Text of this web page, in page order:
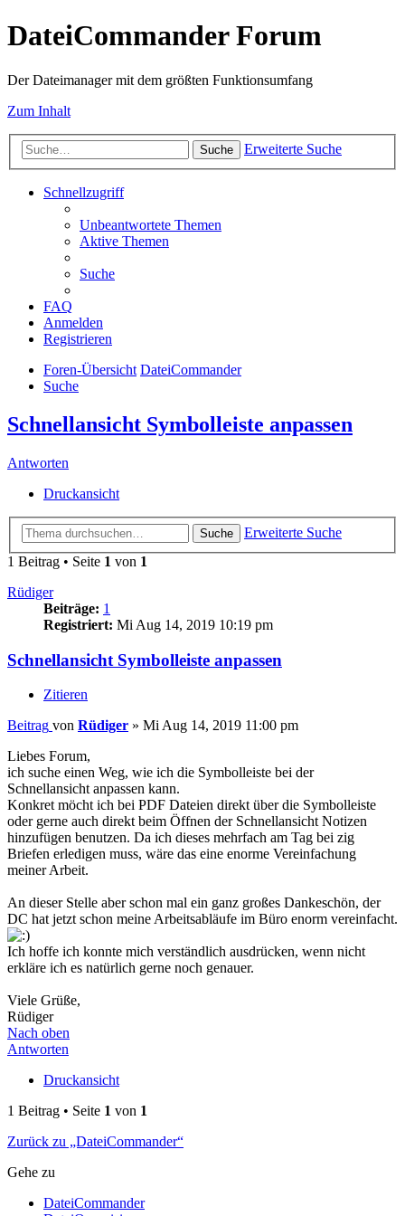
DateiCommander Forum
Der Dateimanager mit dem größten Funktionsumfang
Zum Inhalt
Suche Erweiterte Suche
Schnellzugriff
Unbeantwortete Themen
Aktive Themen
Suche
FAQ
Anmelden
Registrieren
Foren-Übersicht DateiCommander
Suche
Schnellansicht Symbolleiste anpassen
Antworten
Druckansicht
Suche
Erweiterte Suche
1 Beitrag • Seite 1 von 1
Rüdiger
Beiträge: 1
Registriert: Mi Aug 14, 2019 10:19 pm
Schnellansicht Symbolleiste anpassen
Zitieren
Beitrag von Rüdiger » Mi Aug 14, 2019 11:00 pm
Liebes Forum,
ich suche einen Weg, wie ich die Symbolleiste bei der
Schnellansicht anpassen kann.
Konkret möcht ich bei PDF Dateien direkt über die Symbolleiste
oder gerne auch direkt beim Öffnen der Schnellansicht Notizen
hinzufügen benutzen. Da ich dieses mehrfach am Tag bei zig
Briefen erledigen muss, wäre das eine enorme Vereinfachung
meiner Arbeit.
An dieser Stelle aber schon mal ein ganz großes Dankeschön, der
DC hat jetzt schon meine Arbeitsabläufe im Büro enorm vereinfacht.
Ich hoffe ich konnte mich verständlich ausdrücken, wenn nicht
erkläre ich es natürlich gerne noch genauer.
Viele Grüße,
Rüdiger
Nach oben
Antworten
Druckansicht
1 Beitrag • Seite 1 von 1
Zurück zu „DateiCommander“
Gehe zu
DateiCommander